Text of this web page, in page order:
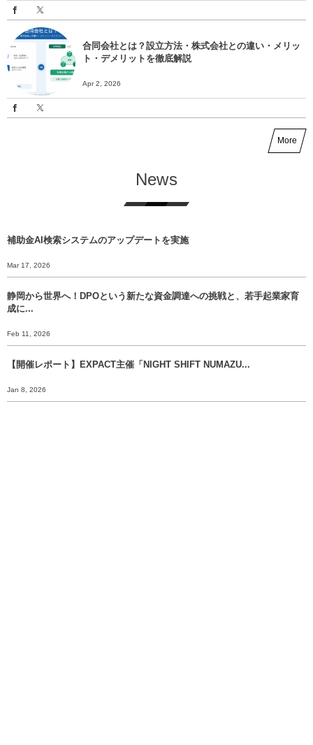
合同会社とは？設立方法・株式会社との違い・メリッ
ト・デメリットを徹底解説
Apr 2, 2026
More
News
補助金AI検索システムのアップデートを実施
Mar 17, 2026
静岡から世界へ！DPOという新たな資金調達への挑戦と、若手起業家育
成に...
Feb 11, 2026
【開催レポート】EXPACT主催「NIGHT SHIFT NUMAZU...
Jan 8, 2026